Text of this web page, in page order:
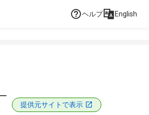
ヘルプ English
提供元サイトで表示